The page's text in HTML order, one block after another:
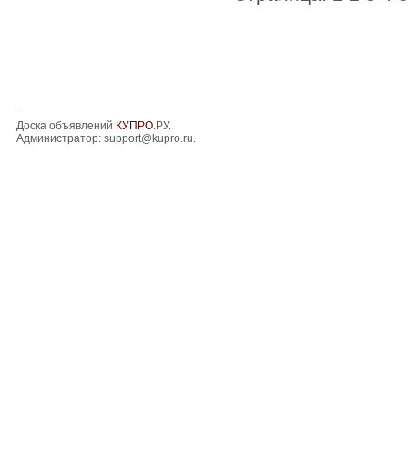
Доска объявлений КУПРО.РУ.
Администратор: support@kupro.ru.